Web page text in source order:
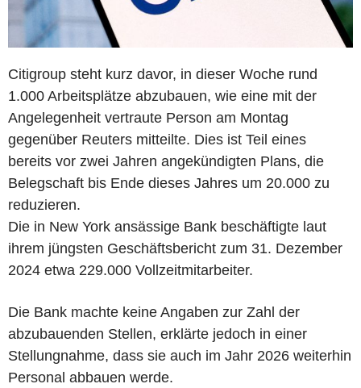
Citigroup steht kurz davor, in dieser Woche rund
1.000 Arbeitsplätze abzubauen, wie eine mit der
Angelegenheit vertraute Person am Montag
gegenüber Reuters mitteilte. Dies ist Teil eines
bereits vor zwei Jahren angekündigten Plans, die
Belegschaft bis Ende dieses Jahres um 20.000 zu
reduzieren.
Die in New York ansässige Bank beschäftigte laut
ihrem jüngsten Geschäftsbericht zum 31. Dezember
2024 etwa 229.000 Vollzeitmitarbeiter.
Die Bank machte keine Angaben zur Zahl der
abzubauenden Stellen, erklärte jedoch in einer
Stellungnahme, dass sie auch im Jahr 2026 weiterhin
Personal abbauen werde.